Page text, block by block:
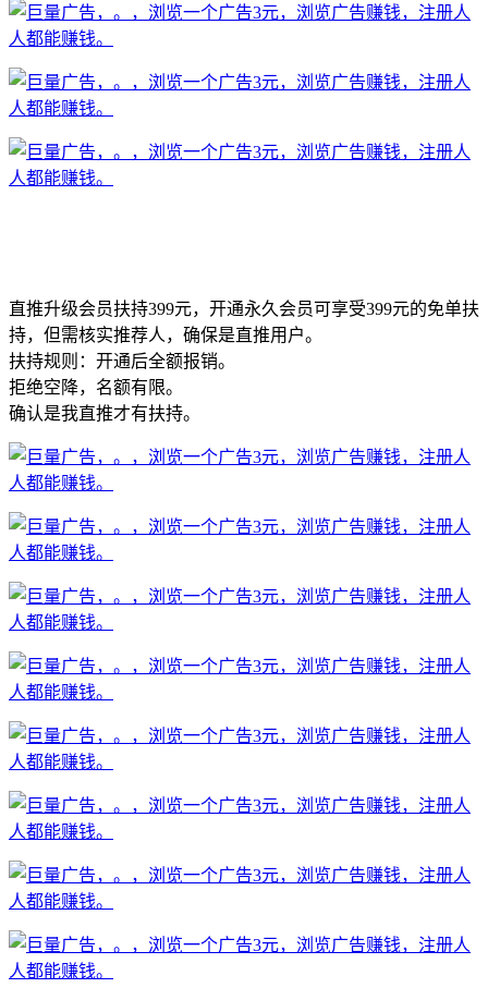
直推升级会员扶持399元，开通永久会员可享受399元的免单扶
持，但需核实推荐人，确保是直推用户。
扶持规则：开通后全额报销。
拒绝空降，名额有限。
确认是我直推才有扶持。